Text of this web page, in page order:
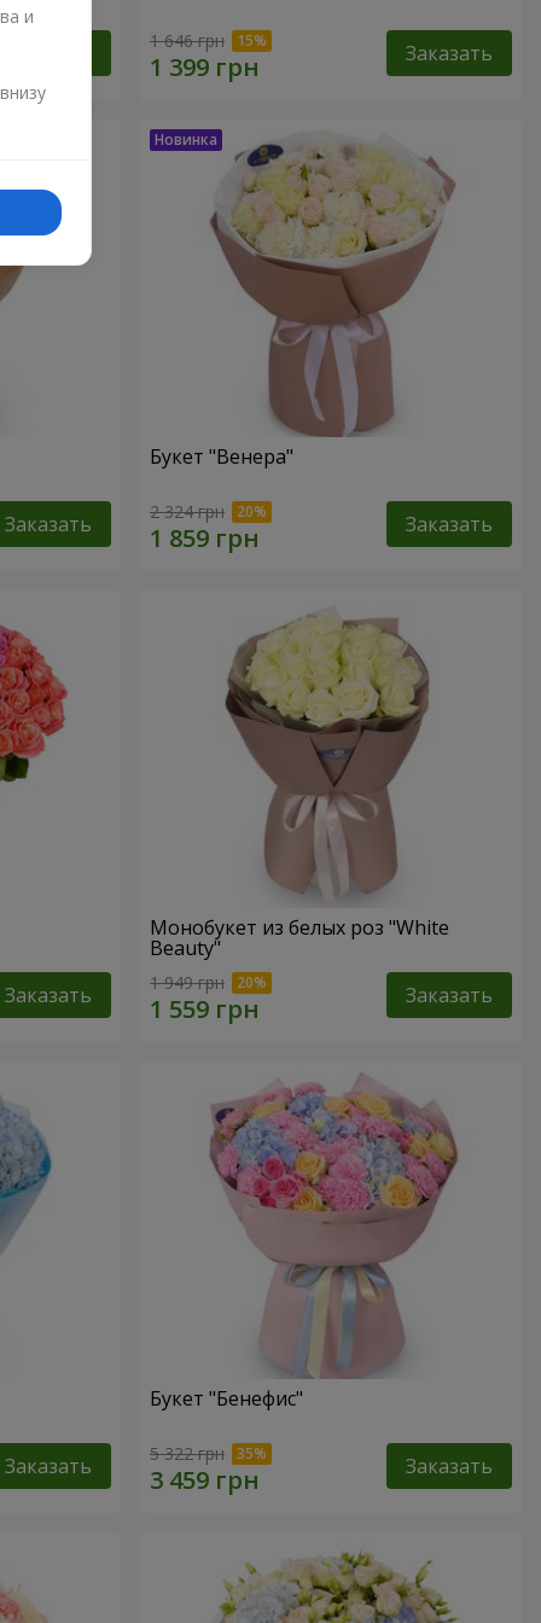
1 646 грн Заказать
Заказать
Букет "Венера"
2 324 грн Заказать
Заказать
Монобукет из белых роз "White
Beauty"
1 949 грн Заказать
Заказать
Букет "Бенефис"
5 322 грн Заказать
и